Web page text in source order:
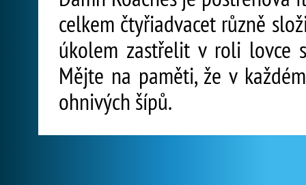
celkem čtyřiadvacet různě
úkolem zastřelit v roli lovce
Mějte na paměti, že v
ohnivých šípů.